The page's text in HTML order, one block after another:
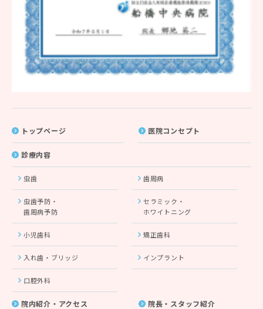
トップページ 医院コンセプト
診療内容
虫歯 歯周病
虫歯予防・
歯周病予防
セラミック・
ホワイトニング
小児歯科 矯正歯科
入れ歯・ブリッジ インプラント
口腔外科
院内紹介・アクセス 院長・スタッフ紹介